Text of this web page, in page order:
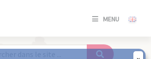
MENU